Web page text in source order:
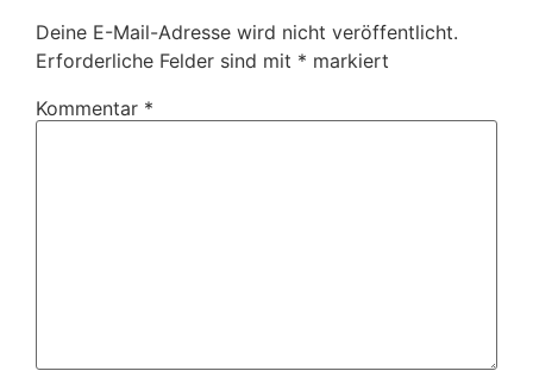
Deine E-Mail-Adresse wird nicht veröffentlicht.
Erforderliche Felder sind mit * markiert
Kommentar *